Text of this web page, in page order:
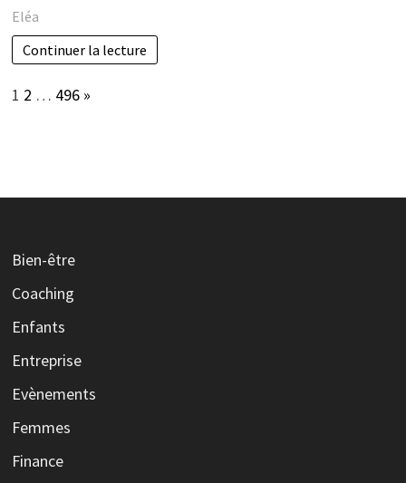
Eléa
Continuer la lecture
Page:
1 2 … 496 Next
»
Bien-être
Coaching
Enfants
Entreprise
Evènements
Femmes
Finance